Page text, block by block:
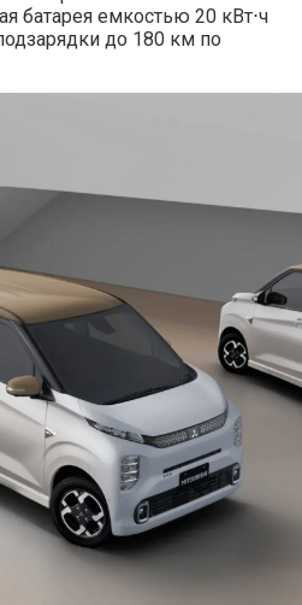
батарея емкостью 20 кВт⋅ч
до 180 км по